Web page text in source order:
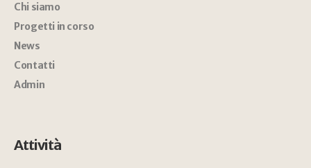
Chi siamo
Progetti in corso
News
Contatti
Admin
Attività